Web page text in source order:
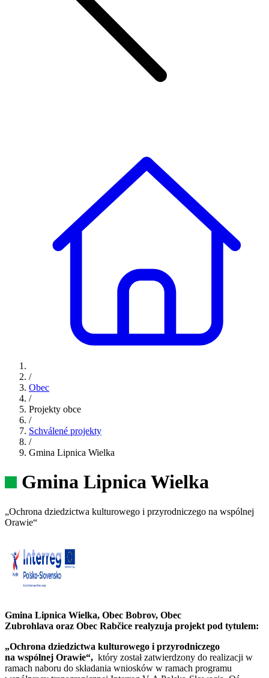
/
Obec
/
Projekty obce
/
Schválené projekty
/
Gmina Lipnica Wielka
Gmina Lipnica Wielka
„Ochrona dziedzictwa kulturowego i przyrodniczego na wspólnej
Orawie“
Gmina Lipnica Wielka, Obec Bobrov, Obec
Zubrohlava oraz Obec Rabčice realyzuja projekt pod tytulem:
„Ochrona dziedzictwa kulturowego i przyrodniczego
na wspólnej Orawie“, który został zatwierdzony do realizacji w
ramach naboru do składania wniosków w ramach programu